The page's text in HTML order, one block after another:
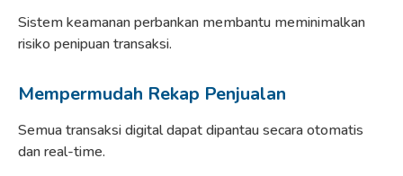
Sistem keamanan perbankan membantu meminimalkan
risiko penipuan transaksi.
Mempermudah Rekap Penjualan
Semua transaksi digital dapat dipantau secara otomatis
dan real-time.